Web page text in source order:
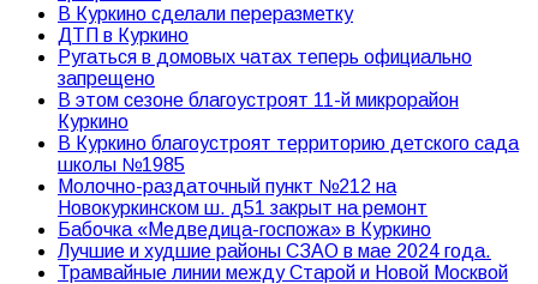
В Куркино сделали переразметку
ДТП в Куркино
Ругаться в домовых чатах теперь официально
запрещено
В этом сезоне благоустроят 11-й микрорайон
Куркино
В Куркино благоустроят территорию детского сада
школы №1985
Молочно-раздаточный пункт №212 на
Новокуркинском ш. д51 закрыт на ремонт
Бабочка «Медведица-госпожа» в Куркино
Лучшие и худшие районы СЗАО в мае 2024 года.
Трамвайные линии между Старой и Новой Москвой